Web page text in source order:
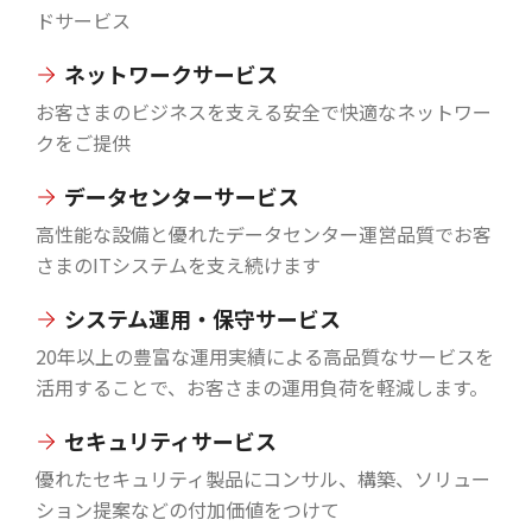
ドサービス
ネットワークサービス
お客さまのビジネスを支える安全で快適なネットワー
クをご提供
データセンターサービス
高性能な設備と優れたデータセンター運営品質でお客
さまのITシステムを支え続けます
システム運用・保守サービス
20年以上の豊富な運用実績による高品質なサービスを
活用することで、お客さまの運用負荷を軽減します。
セキュリティサービス
優れたセキュリティ製品にコンサル、構築、ソリュー
ション提案などの付加価値をつけて